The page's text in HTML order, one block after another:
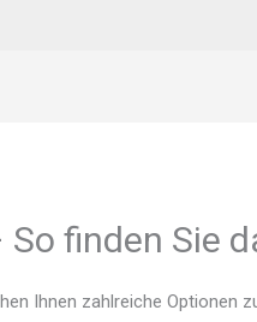
finden Sie
Ihnen zahlreiche Optionen